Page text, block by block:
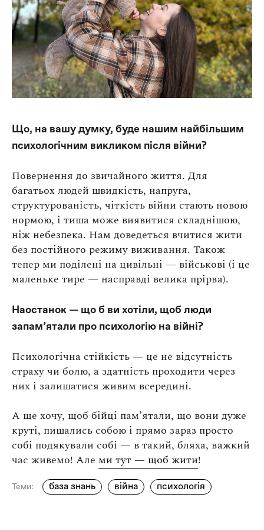
Що, на вашу думку, буде нашим найбільшим
психологічним викликом після війни?
Повернення до звичайного життя. Для
багатьох людей швидкість, напруга,
структурованість, чіткість війни стають новою
нормою, і тиша може виявитися складнішою,
ніж небезпека. Нам доведеться вчитися жити
без постійного режиму виживання. Також
тепер ми поділені на цивільні — військові (і це
маленьке тире — насправді велика прірва).
Наостанок — що б ви хотіли, щоб люди
запам’ятали про психологію на війні?
Психологічна стійкість — це не відсутність
страху чи болю, а здатність проходити через
них і залишатися живим всередині.
А ще хочу, щоб бійці памʼятали, що вони дуже
круті, пишались собою і прямо зараз просто
собі подякували собі — в такий, бляха, важкий
час живемо! Але ми тут — щоб жити!
Теми: база знань війна психологія